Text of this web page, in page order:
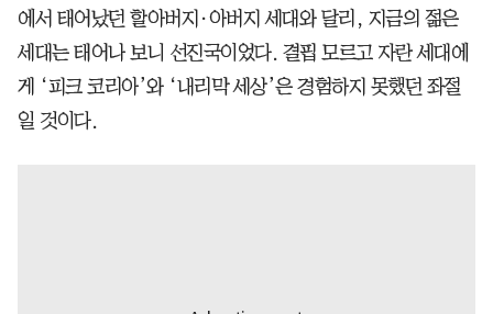
에서 태어났던 할아버지·아버지 세대와 달리, 지금의 젊은
세대는 태어나 보니 선진국이었다. 결핍 모르고 자란 세대에
게 ‘피크 코리아’와 ‘내리막 세상’은 경험하지 못했던 좌절
일 것이다.